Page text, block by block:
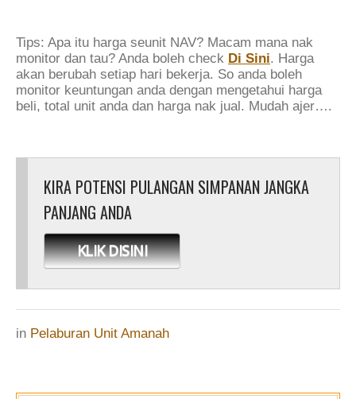
Tips: Apa itu harga seunit NAV? Macam mana nak
monitor dan tau? Anda boleh check Di Sini. Harga
akan berubah setiap hari bekerja. So anda boleh
monitor keuntungan anda dengan mengetahui harga
beli, total unit anda dan harga nak jual. Mudah ajer….
KIRA POTENSI PULANGAN SIMPANAN JANGKA
PANJANG ANDA
KLIK DISINI
in Pelaburan Unit Amanah